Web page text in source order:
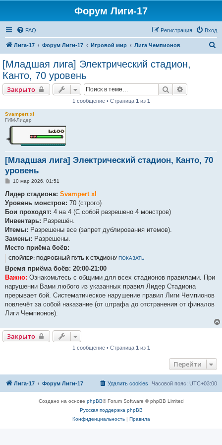
Форум Лиги-17
FAQ Вход
Регистрация
Лига-17 Форум Лиги-17 Игровой мир Лига Чемпионов
[Младшая лига] Электрический стадион,
Канто, 70 уровень
Закрыто Поиск
1 сообщение • Страница 1 из 1
Svampert xl
ГИМ-Лидер
[Младшая лига] Электрический стадион, Канто, 70
уровень
С
о
б
щ
е
и
е
10 мар 2026, 01:51
Лидер стадиона: Svampert xl
Уровень монстров: 70 (строго)
Бои проходят: 4 на 4 (С собой разрешено 4 монстров)
Инвентарь: Разрешён.
Итемы: Разрешены все (запрет дублирования итемов).
Замены: Разрешены.
Место приёма боёв:
СПОЙЛЕР: ПОДРОБНЫЙ ПУТЬ К СТАДИОНУ ПОКАЗАТЬ
Время приёма боёв: 20:00-21:00
Важно: Ознакомьтесь с общими для всех стадионов правилами. При
нарушении Вами любого из указанных правил Лидер Стадиона
прерывает бой. Систематическое нарушение правил Лиги Чемпионов
повлечёт за собой наказание (от штрафа до отстранения от финалов
Лиги Чемпионов).
Закрыто
1 сообщение • Страница 1 из 1
Перейти
Лига-17 Форум Лиги-17 Часовой пояс: UTC+03:00
Удалить cookies
Создано на основе phpBB® Forum Software © phpBB Limited
Русская поддержка phpBB
Конфиденциальность| Правила